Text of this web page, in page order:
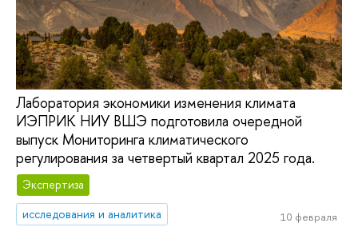
Лаборатория экономики изменения климата
ИЭПРИК НИУ ВШЭ подготовила очередной
выпуск Мониторинга климатического
регулирования за четвертый квартал 2025 года.
Экспертиза
исследования и аналитика
10 февраля